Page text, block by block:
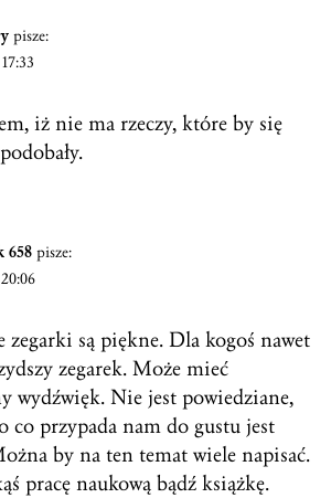
pisze:
iż nie ma rzeczy, które by się
658 pisze:
zegarki są piękne. Dla kogoś nawet
zegarek. Może mieć
wydźwięk. Nie jest powiedziane,
co przypada nam do gustu jest
by na ten temat wiele napisać.
pracę naukową bądź książkę.